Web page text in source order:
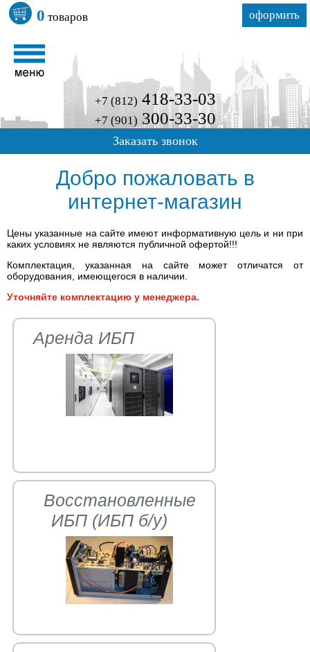
0 товаров оформить
+7 (812) 418-33-03
+7 (901) 300-33-30
Заказать звонок
Добро пожаловать в
интернет-магазин
Цены указанные на сайте имеют информативную цель и ни при
каких условиях не являются публичной офертой!!!
Комплектация, указанная на сайте может отличатся от
оборудования, имеющегося в наличии.
Уточняйте комплектацию у менеджера.
Аренда ИБП
Восстановленные
ИБП (ИБП б/у)